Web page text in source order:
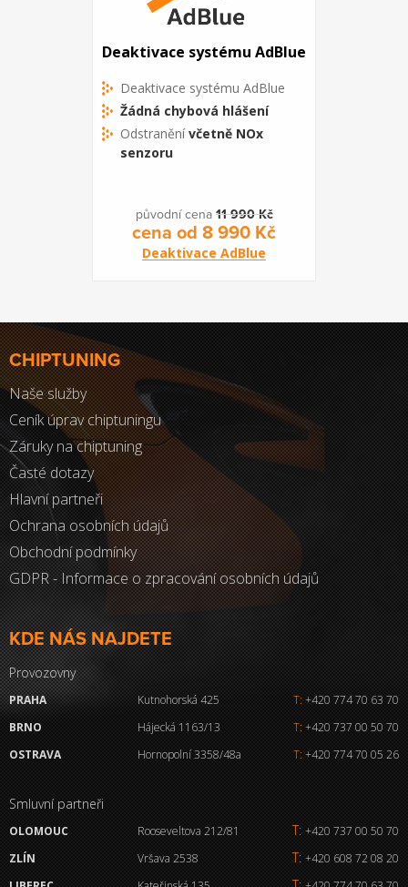
Deaktivace systému AdBlue
Deaktivace systému AdBlue
Žádná chybová hlášení
Odstranění včetně NOx
senzoru
původní cena 11 990 Kč
cena od 8 990 Kč
Deaktivace AdBlue
CHIPTUNING
Naše služby
Ceník úprav chiptuningu
Záruky na chiptuning
Časté dotazy
Hlavní partneři
Ochrana osobních údajů
Obchodní podmínky
GDPR - Informace o zpracování osobních údajů
KDE NÁS NAJDETE
Provozovny
PRAHA Kutnohorská 425 T: +420 774 70 63 70
BRNO
Hájecká 1163/13 T: +420 737 00 50 70
OSTRAVA
Hornopolní 3358/48a T: +420 774 70 05 26
Smluvní partneři
OLOMOUC Rooseveltova 212/81 T: +420 737 00 50 70
ZLÍN
Vršava 2538 T: +420 608 72 08 20